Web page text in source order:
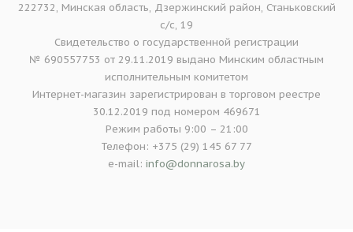
222732, Минская область, Дзержинский район, Станьковский
с/с, 19
Свидетельство о государственной регистрации
№ 690557753 от 29.11.2019 выдано Минским областным
исполнительным комитетом
Интернет-магазин зарегистрирован в торговом реестре
30.12.2019 под номером 469671
Режим работы 9:00 – 21:00
Телефон: +375 (29) 145 67 77
e-mail: info@donnarosa.by